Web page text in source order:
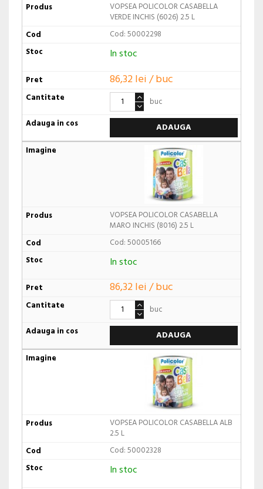
VOPSEA POLICOLOR CASABELLA
VERDE INCHIS (6026) 2.5 L
Cod: 50002298
In stoc
86,32 lei / buc
buc
ADAUGA
VOPSEA POLICOLOR CASABELLA
MARO INCHIS (8016) 2.5 L
Cod: 50005166
In stoc
86,32 lei / buc
buc
ADAUGA
VOPSEA POLICOLOR CASABELLA ALB
2.5 L
Cod: 50002328
In stoc